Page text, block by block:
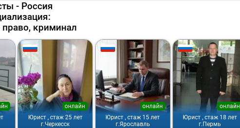
- Россия
право, криминал
Юрист , стаж 25 лет
онлайн
г.Черкесск
Юрист , стаж 15 лет
онлайн
г.Ярославль
Юрист , стаж 18 лет
онлайн
г.Пермь